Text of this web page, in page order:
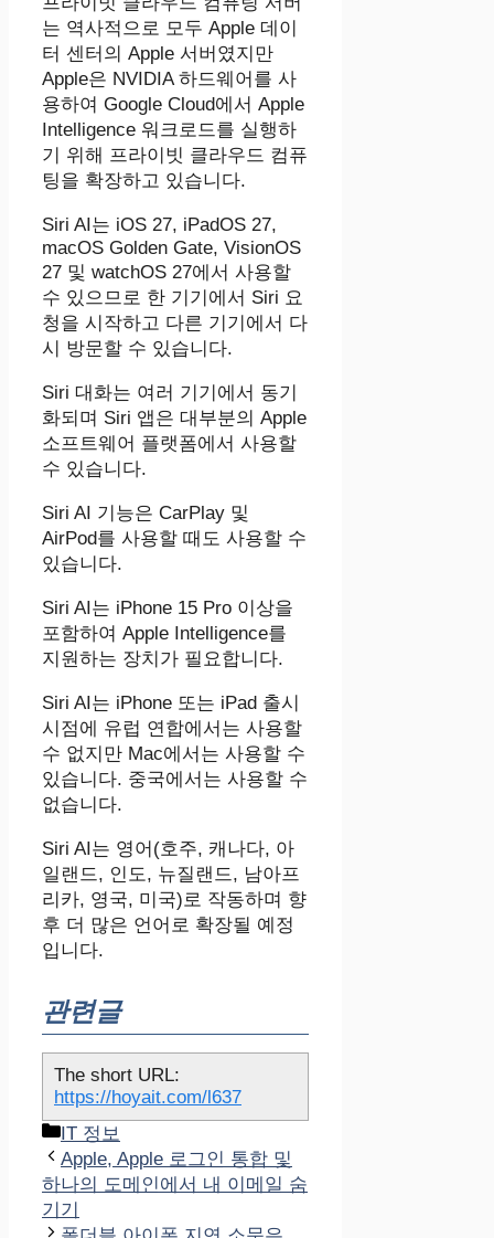
는 역사적으로 모두 Apple 데이
터 센터의 Apple 서버였지만
Apple은 NVIDIA 하드웨어를 사
용하여 Google Cloud에서 ‌Apple
Intelligence‌ 워크로드를 실행하
기 위해 프라이빗 클라우드 컴퓨
팅을 확장하고 있습니다.
‌Siri‌ AI는 ‌iOS 27‌, iPadOS 27,
macOS Golden Gate, VisionOS
27 및 watchOS 27에서 사용할
수 있으므로 한 기기에서 ‌Siri‌ 요
청을 시작하고 다른 기기에서 다
시 방문할 수 있습니다.
‌Siri‌ 대화는 여러 기기에서 동기
화되며 ‌Siri‌ 앱은 대부분의 Apple
소프트웨어 플랫폼에서 사용할
수 있습니다.
‌Siri‌ AI 기능은 CarPlay 및
AirPod를 사용할 때도 사용할 수
있습니다.
‌Siri‌ AI는 iPhone 15 Pro 이상을
포함하여 ‌Apple Intelligence‌를
지원하는 장치가 필요합니다.
‌Siri‌ AI는 iPhone 또는 iPad 출시
시점에 유럽 연합에서는 사용할
수 없지만 Mac에서는 사용할 수
있습니다. 중국에서는 사용할 수
없습니다.
‌Siri‌ AI는 영어(호주, 캐나다, 아
일랜드, 인도, 뉴질랜드, 남아프
리카, 영국, 미국)로 작동하며 향
후 더 많은 언어로 확장될 예정
입니다.
관련글
The short URL:
https://hoyait.com/l637
카
테
고
리
IT 정보
Apple, Apple 로그인 통합 및
하나의 도메인에서 내 이메일 숨
기기